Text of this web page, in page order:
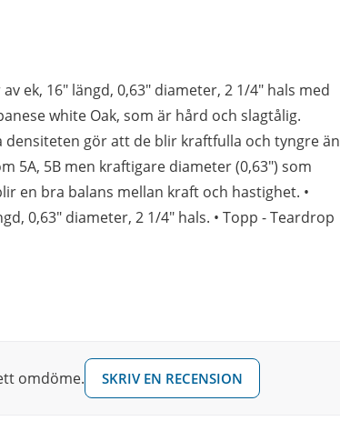
ek, 16" längd, 0,63" diameter, 2 1/4" hals med
white Oak, som är hård och slagtålig.
gör att de blir kraftfulla och tyngre än
5A, 5B men kraftigare diameter (0,63") som
en bra balans mellan kraft och hastighet. •
0,63" diameter, 2 1/4" hals. • Topp - Teardrop
omdöme. SKRIV EN RECENSION